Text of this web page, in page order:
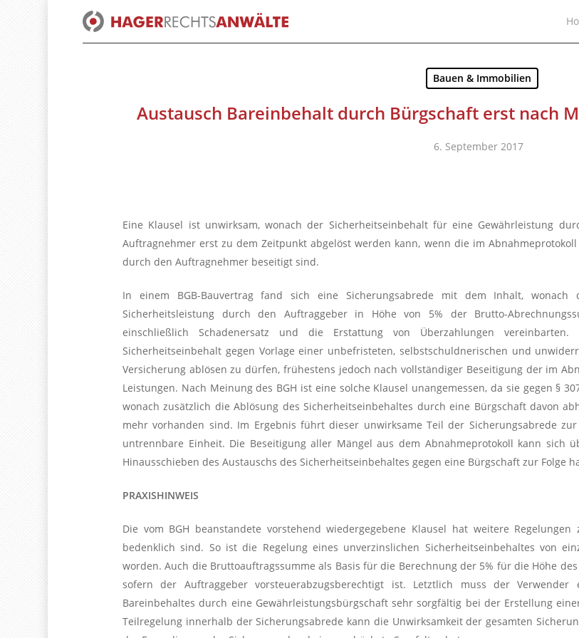
Bauen & Immobilien
Austausch Bareinbehalt durch Bürgschaft erst nach
6. September 2017
Eine Klausel ist unwirksam, wonach der Sicherheitseinbehalt für eine Gewährleistung
Auftragnehmer erst zu dem Zeitpunkt abgelöst werden kann, wenn die im
durch den Auftragnehmer beseitigt sind.
In einem BGB-Bauvertrag fand sich eine Sicherungsabrede mit dem Inhalt,
Sicherheitsleistung durch den Auftraggeber in Höhe von 5% der Brutto-
einschließlich Schadenersatz und die Erstattung von Überzahlungen
Sicherheitseinbehalt gegen Vorlage einer unbefristeten, selbstschuldnerischen und
Versicherung ablösen zu dürfen, frühestens jedoch nach vollständiger Beseitigung der im
Leistungen. Nach Meinung des BGH ist eine solche Klausel unangemessen, da sie gegen §
wonach zusätzlich die Ablösung des Sicherheitseinbehaltes durch eine Bürgschaft davon
mehr vorhanden sind. Im Ergebnis führt dieser unwirksame Teil der Sicherungsabrede
untrennbare Einheit. Die Beseitigung aller Mängel aus dem Abnahmeprotokoll kann sich
Hinausschieben des Austauschs des Sicherheitseinbehaltes gegen eine Bürgschaft zur Folge
PRAXISHINWEIS
Die vom BGH beanstandete vorstehend wiedergegebene Klausel hat weitere
bedenklich sind. So ist die Regelung eines unverzinslichen Sicherheitseinbehaltes von
worden. Auch die Bruttoauftragssumme als Basis für die Berechnung der 5% für die Höhe
sofern der Auftraggeber vorsteuerabzugsberechtigt ist. Letztlich muss der
Bareinbehaltes durch eine Gewährleistungsbürgschaft sehr sorgfältig bei der Erstellung
Teilregelung innerhalb der Sicherungsabrede kann die Unwirksamkeit der gesamten